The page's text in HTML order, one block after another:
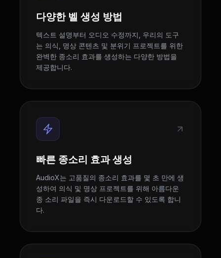
다양한 벨 생성 방법
텍스트 설명부터 오디오 수정까지, 우리의 도구
는 의식, 명상 콘텐츠 및 분위기 프로젝트를 위한
완벽한 종소리 효과를 생성하는 다양한 방법을
제공합니다.
빠른 종소리 효과 생성
AudioX는 고품질의 종소리 효과를 몇 초 만에 생
성하여 의식 및 명상 프로젝트를 위해 아름다운
종 소리 파일을 즉시 다운로드할 수 있도록 합니
다.